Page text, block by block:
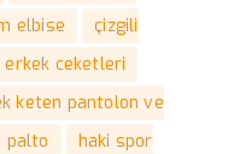
elbise
çizgili
erkek ceketleri
keten pantolon ve
palto
haki spor